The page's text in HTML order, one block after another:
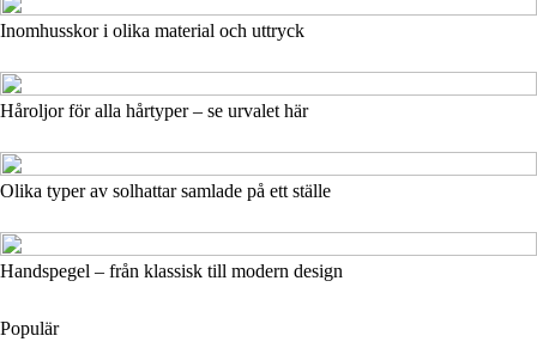
Inomhusskor i olika material och uttryck
Håroljor för alla hårtyper – se urvalet här
Olika typer av solhattar samlade på ett ställe
Handspegel – från klassisk till modern design
Populär